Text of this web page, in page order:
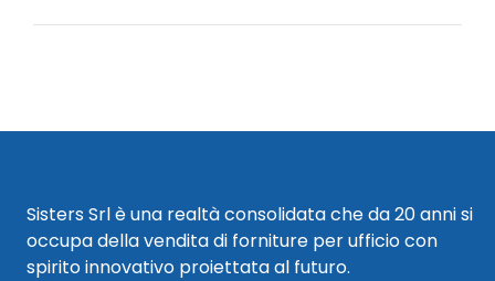
Sisters Srl è una realtà consolidata che da 20 anni si
occupa della vendita di forniture per ufficio con
spirito innovativo proiettata al futuro.